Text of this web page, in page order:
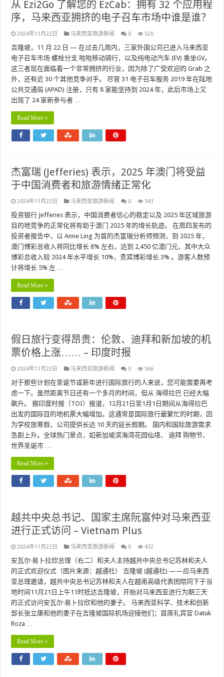
从 Ezi2Go 了解您的 EzCab：拥有 32 个应用程
序，马来西亚拥挤的电子召车市场中谁是谁？
2024年11月22日 马来西亚旅游新闻 0 520
吉隆坡，11 月 22 日 — 在过去几周内，三家外国公司已进入马来西亚
电子召车市场 螺栓分支 啦啦移动骑行，以及纯电动汽车 (EV) 乘坐GV。
这三者现在面临着一个非常拥挤的行业，因为除了广受欢迎的 Grab 之
外，还有近 30 个其他竞争对手。 尽管 31 电子召车服务 2019 年在陆地
公共交通局 (APAD) 注册，只有 8 家能坚持到 2024 年，此后市场上又
出现了 24 家新参与者 …
Read More »
杰富瑞 (Jefferies) 表示，2025 年澳门将受益
于中国消费者和旅游情绪正常化
2024年11月22日 马来西亚旅游新闻 0 543
投资银行 Jefferies 表示，中国消费者信心的稳定以及 2025 年区域旅游
目的地竞争的正常化将有助于澳门 2025 年的增长轨迹。 在周四发布的
投资者报告中，以 Anne Ling 为首的杰富瑞分析师预测，到 2025 年，
澳门博彩总收入将同比增长 8% 左右，达到 2,450 亿澳门元，其中大众
博彩总收入较 2024 年水平增长 10%，贵宾博彩增长 3% 。游客人数预
计将增长 5% 左 …
Read More »
假日旅行变得昂贵：伦敦、迪拜和新加坡的机
票价格上涨…… – 印度时报
2024年11月22日 马来西亚旅游新闻 0 566
对于那些计划在圣诞节或新年进行国际旅行的人来说，您可能需要再考
虑一下。虽然距离节日还有一个多月的时间，但从 海得拉巴 已经大幅
飙升。 据印度时报（TOI）报道，12月21日至1月1日期间从海得拉巴
出发的国际目的地机票大幅增加。这通常是国际旅行最繁忙的时期，因
为学校放寒假，公司提供长达 10 天的延长假期。 国内和国际旅游需求
急剧上升。全球热门景点，如新加坡滨海湾花园仙境、 迪拜 购物节、
世界圣诞市 …
Read More »
越共中央总书记、国家主席阮富仲对马来西亚
进行正式访问 – Vietnam Plus
2024年11月22日 马来西亚旅游新闻 0 432
安瓦尔·易卜拉欣总理（右二）和夫人主持越共中央总书记苏林和夫人
的正式欢迎仪式（图片来源：越通社） 吉隆坡 (越通社) ——应马来西
亚总理邀请，越共中央总书记苏林和夫人在越南高级代表团陪同下于当
地时间11月21日上午11时抵达吉隆坡，开始对马来西亚进行为期三天
的正式访问安瓦尔·易卜拉欣和他的妻子。 马来西亚科学、技术和创新
部长张立康和他的妻子在吉隆坡国际机场迎接他们；首席礼宾官 Datuk
Roza …
Read More »